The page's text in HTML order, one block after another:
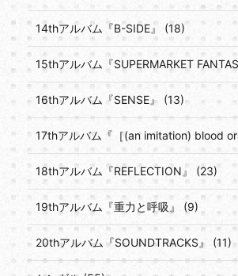
14thアルバム『B-SIDE』 (18)
15thアルバム『SUPERMARKET
16thアルバム『SENSE』 (13)
17thアルバム『［(an imitation) blood
18thアルバム『REFLECTION』 (23)
19thアルバム『重力と呼吸』 (9)
20thアルバム『SOUNDTRACKS』 (11)